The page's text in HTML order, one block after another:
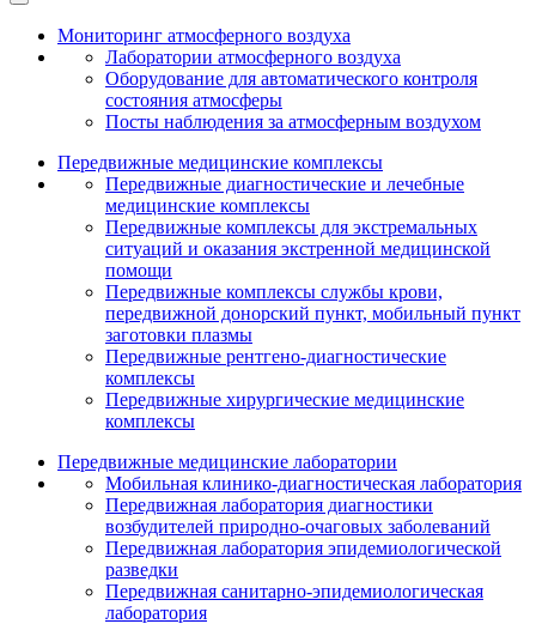
Мониторинг атмосферного воздуха
Лаборатории атмосферного воздуха
Оборудование для автоматического контроля
состояния атмосферы
Посты наблюдения за атмосферным воздухом
Передвижные медицинские комплексы
Передвижные диагностические и лечебные
медицинские комплексы
Передвижные комплексы для экстремальных
ситуаций и оказания экстренной медицинской
помощи
Передвижные комплексы службы крови,
передвижной донорский пункт, мобильный пункт
заготовки плазмы
Передвижные рентгено-диагностические
комплексы
Передвижные хирургические медицинские
комплексы
Передвижные медицинские лаборатории
Мобильная клинико-диагностическая лаборатория
Передвижная лаборатория диагностики
возбудителей природно-очаговых заболеваний
Передвижная лаборатория эпидемиологической
разведки
Передвижная санитарно-эпидемиологическая
лаборатория